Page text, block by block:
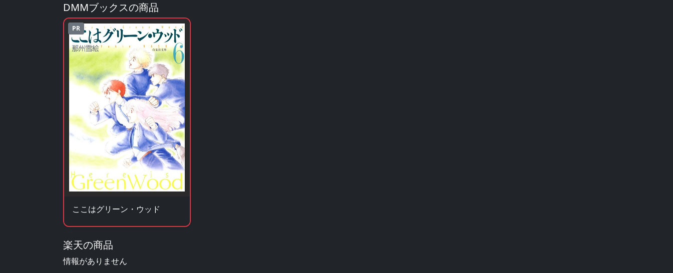
DMMブックスの商品
PR
ここはグリーン・ウッド
楽天の商品
情報がありません